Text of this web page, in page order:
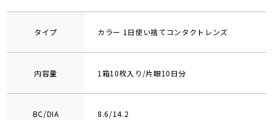
タイプ カラー 1日使い捨てコンタクトレンズ
内容量 1箱10枚入り/片眼10日分
BC/DIA 8.6/14.2